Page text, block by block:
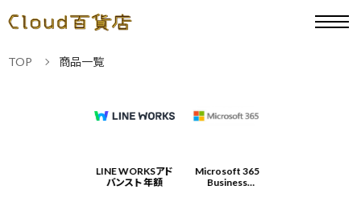
TOP 商品一覧
LINE WORKSアド
バンスト 年額
Microsoft 365
Business